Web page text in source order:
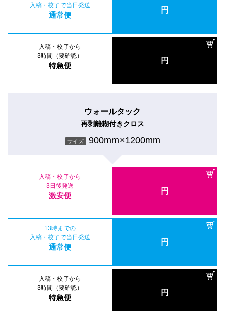
入稿・校了で当日発送
通常便
円
入稿・校了から
3時間（要確認）
特急便
円
ウォールタック
再剥離糊付きクロス
サイズ 900mm×1200mm
入稿・校了から
3日後発送
激安便
円
13時までの
入稿・校了で当日発送
通常便
円
入稿・校了から
3時間（要確認）
特急便
円